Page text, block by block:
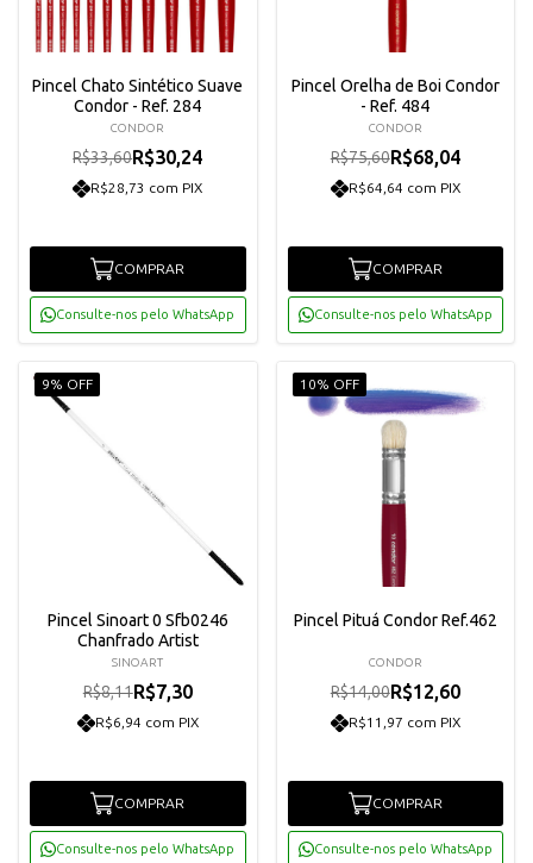
Pincel Chato Sintético Suave
Condor - Ref. 284
CONDOR
R$33,60R$30,24
R$28,73 com PIX
COMPRAR
Consulte-nos pelo WhatsApp
Pincel Orelha de Boi Condor
- Ref. 484
CONDOR
R$75,60R$68,04
R$64,64 com PIX
COMPRAR
Consulte-nos pelo WhatsApp
9% OFF
Pincel Sinoart 0 Sfb0246
Chanfrado Artist
SINOART
R$8,11R$7,30
R$6,94 com PIX
COMPRAR
Consulte-nos pelo WhatsApp
10% OFF
Pincel Pituá Condor Ref.462
CONDOR
R$14,00R$12,60
R$11,97 com PIX
COMPRAR
Consulte-nos pelo WhatsApp